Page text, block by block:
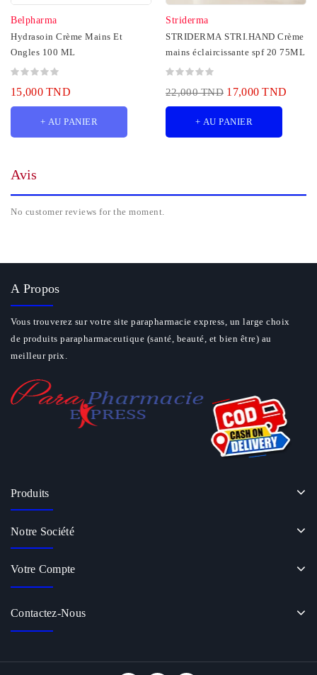
Belpharma
Hydrasoin Crème Mains Et
Ongles 100 ML
15,000 TND
+ AU PANIER
Striderma
STRIDERMA STRI.HAND Crème
mains éclaircissante spf 20 75ML
22,000 TND 17,000 TND
+ AU PANIER
Avis
No customer reviews for the moment.
A Propos
Vous trouverez sur votre site parapharmacie express, un large choix
de produits parapharmaceutique (santé, beauté, et bien être) au
meilleur prix.
Produits
Notre Société
Votre Compte
Contactez-Nous